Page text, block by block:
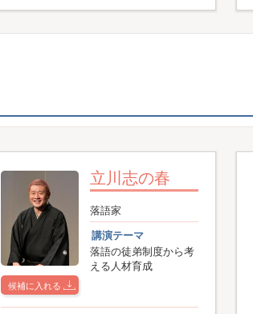
候補に入れる
立川志の春
落語家
講演テーマ
落語の徒弟制度から考
える人材育成